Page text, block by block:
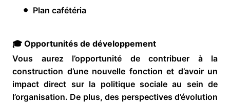
Plan cafétéria
🎓 Opportunités de développement
Vous aurez l’opportunité de contribuer à la
construction d’une nouvelle fonction et d’avoir un
impact direct sur la politique sociale au sein de
l’organisation. De plus, des perspectives d’évolution